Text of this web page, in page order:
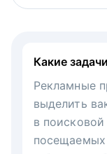
Какие
Рекламные
выделить
в
посещаемых